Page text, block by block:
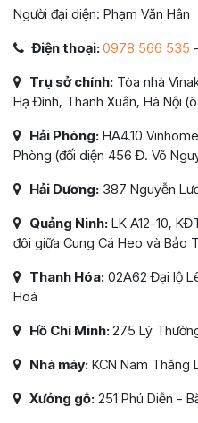
Người đại diện: Phạm Văn Hân
Điện thoại:0978 566 535 -
Trụ sở chính: Tòa nhà
Hạ Đình, Thanh Xuân, Hà Nội
Hải Phòng: HA4.10
Phòng (đối diện 456 Đ. Võ
Hải Dương: 387 Nguyễn
Quảng Ninh: LK A12-10,
đôi giữa Cung Cá Heo và Bảo
Thanh Hóa: 02A62 Đại lộ
Hoá
Hồ Chí Minh:275 Lý
Nhà máy: KCN Nam Thăng
Xưởng gỗ: 251 Phú Diễn -